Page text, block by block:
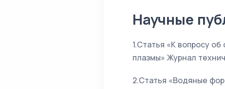
Научные
1.Статья «К вопросу
плазмы» Журнал
2.Статья «Водяные